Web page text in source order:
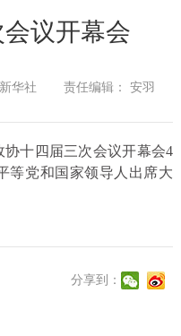
议开幕会
华社 责任编辑： 安羽
十四届三次会议开幕会4
等党和国家领导人出席大
分享到：